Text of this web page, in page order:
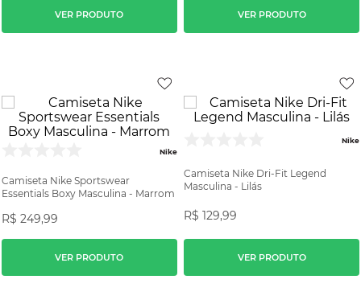
VER PRODUTO VER PRODUTO
Nike
Camiseta Nike Sportswear
Essentials Boxy Masculina - Marrom
R$ 249,99
VER PRODUTO
Nike
Camiseta Nike Dri-Fit Legend
Masculina - Lilás
R$ 129,99
VER PRODUTO